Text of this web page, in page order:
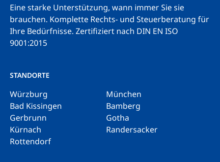
Eine starke Unterstützung, wann immer Sie sie
brauchen. Komplette Rechts- und Steuerberatung für
Ihre Bedürfnisse. Zertifiziert nach DIN EN ISO
9001:2015
STANDORTE
Würzburg
München
Bad Kissingen
Bamberg
Gerbrunn
Gotha
Kürnach
Randersacker
Rottendorf